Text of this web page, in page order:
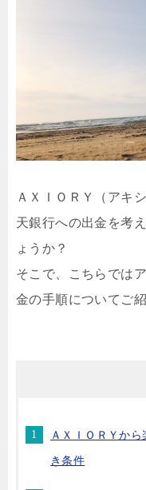
ＡＸＩＯＲＹ（アキ
天銀行への出金を考
ょうか？
そこで、こちらでは
金の手順についてご
ＡＸＩＯＲＹか
き条件